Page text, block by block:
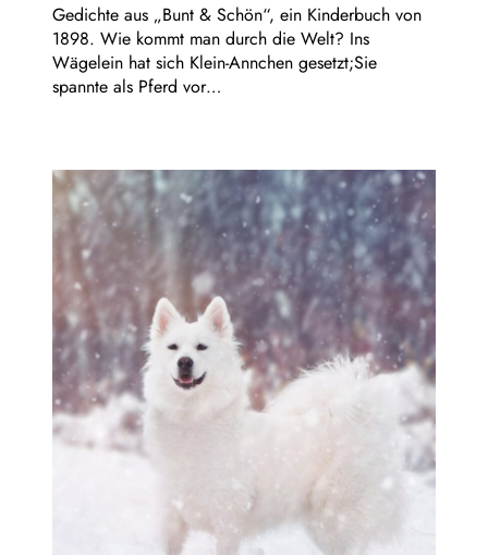
Gedichte aus „Bunt & Schön“, ein Kinderbuch von
1898. Wie kommt man durch die Welt? Ins
Wägelein hat sich Klein-Annchen gesetzt;Sie
spannte als Pferd vor…